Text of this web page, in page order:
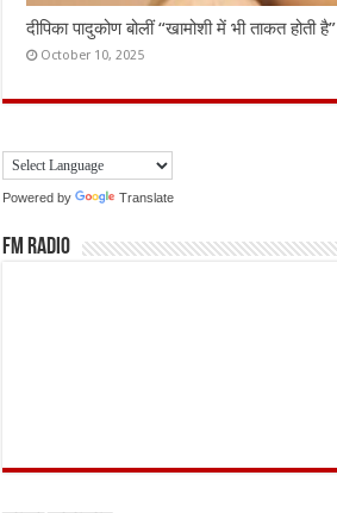
दीपिका पादुकोण बोलीं “खामोशी में भी ताकत होती है”
October 10, 2025
Powered by Translate
FM Radio